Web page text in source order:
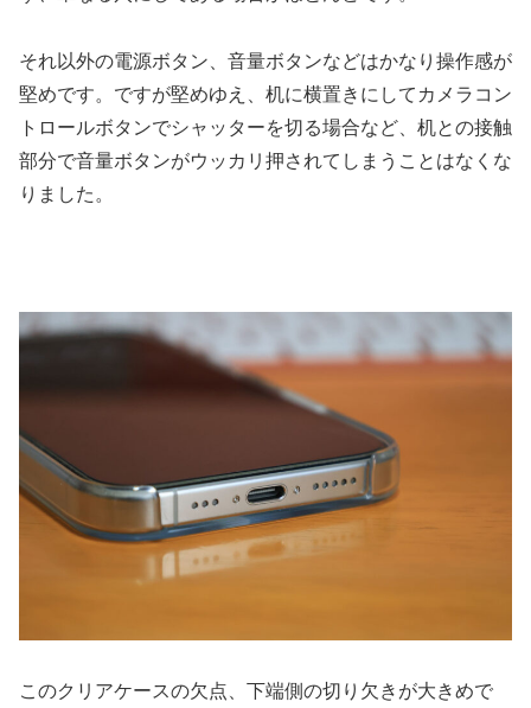
それ以外の電源ボタン、音量ボタンなどはかなり操作感が
堅めです。ですが堅めゆえ、机に横置きにしてカメラコン
トロールボタンでシャッターを切る場合など、机との接触
部分で音量ボタンがウッカリ押されてしまうことはなくな
りました。
このクリアケースの欠点、下端側の切り欠きが大きめで